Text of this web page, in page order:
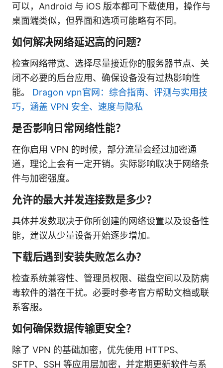
可以，Android 与 iOS 版本都可下载使用，操作与
桌面端类似，但界面和选项可能略有不同。
如何解决网络延迟高的问题？
检查网络带宽、选择尽量接近你的服务器节点、关
闭不必要的后台应用、确保设备没有过热影响性
能。 Dragon vpn官网：综合指南、评测与实用技
巧，涵盖 VPN 安全、速度与隐私
是否影响日常网络性能？
在你启用 VPN 的时候，部分流量会经过加密通
道，理论上会有一定开销。实际影响取决于网络条
件与加密强度。
允许的最大并发连接数是多少？
具体并发数取决于你所创建的网络设置以及设备性
能，建议从少量设备开始逐步增加。
下载后遇到安装失败怎么办？
检查系统兼容性、管理员权限、磁盘空间以及防病
毒软件的潜在干扰。必要时参考官方帮助文档或联
系客服。
如何确保数据传输更安全？
除了 VPN 的基础加密，优先使用 HTTPS、
SFTP、SSH 等应用层加密，并定期更新软件与系